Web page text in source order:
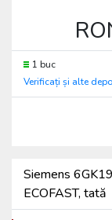
1 buc
Verificați și alte
Siemens
ECOFAST, tată